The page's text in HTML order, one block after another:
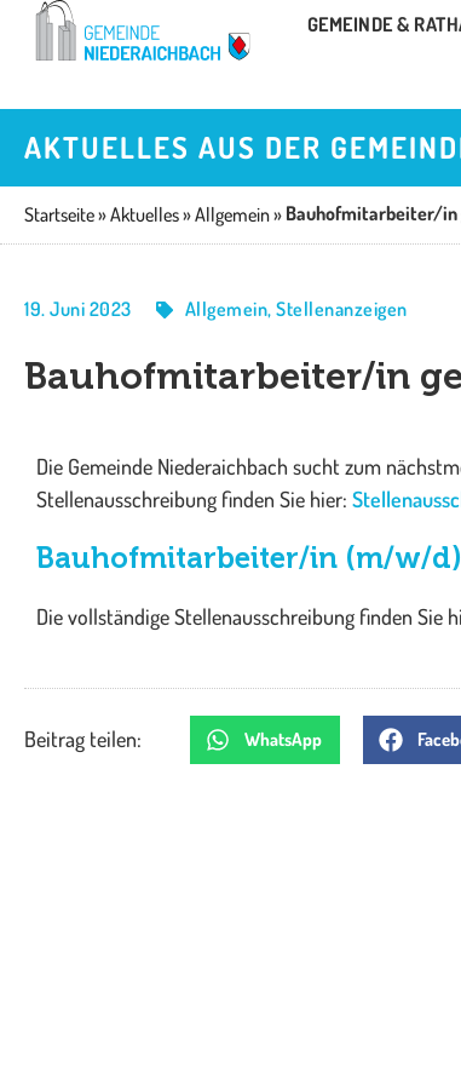
Zum
GEMEINDE &
AKTUELLES AUS DER
Startseite»Aktuelles»Allgemein» Bauhofmitarbeiter/in
19. Juni 2023 Allgemein, Stellenanzeigen
Bauhofmitarbeiter/in
Die Gemeinde Niederaichbach sucht zum
Stellenausschreibung finden Sie hier:
Bauhofmitarbeiter/in (m/w/d)
Die vollständige Stellenausschreibung finden Sie
Beitrag teilen: WhatsApp